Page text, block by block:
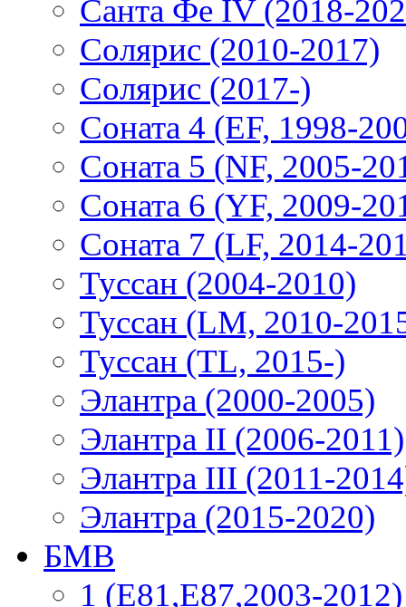
Санта Фе IV (2018-
Солярис (2010-2017)
Солярис (2017-)
Соната 4 (EF, 1998-
Соната 5 (NF, 2005-
Соната 6 (YF, 2009-
Соната 7 (LF, 2014-
Туссан (2004-2010)
Туссан (LM, 2010-
Туссан (TL, 2015-)
Элантра (2000-2005)
Элантра II (2006-2011)
Элантра III (2011-
Элантра (2015-2020)
БМВ
1 (E81,E87,2003-2012)